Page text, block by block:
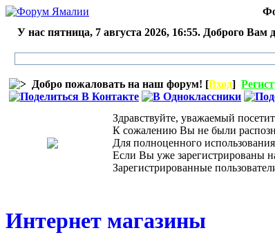
У нас пятница, 7 августа 2026, 16:55. Доброго Вам
Добро пожаловать на наш форум! [Вход]
Здравствуйте, уважаемый
К сожалению Вы не были
Для полноценного
Если Вы уже зарегистрированы
Зарегистрированные
Интернет магазины